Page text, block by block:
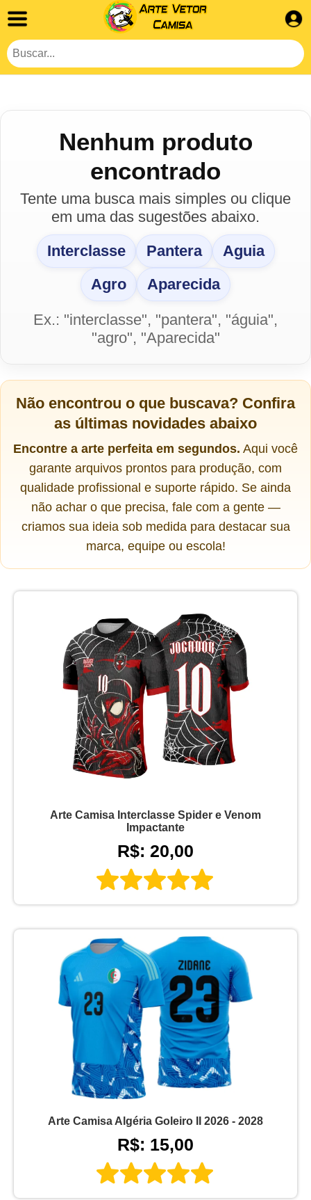
Nenhum produto
encontrado
Tente uma busca mais simples ou clique
em uma das sugestões abaixo.
Interclasse
Pantera
Aguia
Agro
Aparecida
Ex.: "interclasse", "pantera", "águia",
"agro", "Aparecida"
Não encontrou o que buscava? Confira
as últimas novidades abaixo
Encontre a arte perfeita em segundos. Aqui você
garante arquivos prontos para produção, com
qualidade profissional e suporte rápido. Se ainda
não achar o que precisa, fale com a gente —
criamos sua ideia sob medida para destacar sua
marca, equipe ou escola!
Arte Camisa Interclasse Spider e Venom
Impactante
R$: 20,00
Arte Camisa Algéria Goleiro II 2026 - 2028
R$: 15,00